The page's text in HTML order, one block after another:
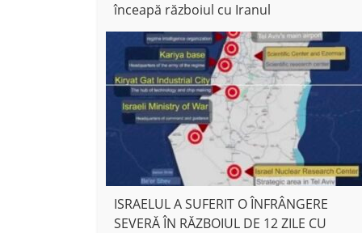
înceapă războiul cu Iranul
ISRAELUL A SUFERIT O ÎNFRÂNGERE
SEVERĂ ÎN RĂZBOIUL DE 12 ZILE CU